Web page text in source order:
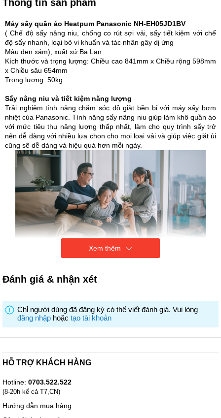
Thông tin sản phẩm
Máy sấy quần áo Heatpum Panasonic NH-EH05JD1BV
( Chế độ sấy nâng niu, chống co rút sợi vải, sấy tiết kiệm với chế
độ sấy nhanh, loại bỏ vi khuẩn và tác nhân gây dị ứng
Màu đen xám), xuất xứ:Ba Lan
Kích thước và trọng lượng: Chiều cao 841mm x Chiều rộng 598mm
x Chiều sâu 654mm
Trọng lượng: 50kg
Sấy nâng niu và tiết kiệm năng lượng
Trải nghiệm tính năng chăm sóc đồ giặt bền bỉ với máy sấy bơm
nhiệt của Panasonic. Tính năng sấy nâng niu giúp làm khô quần áo
với mức tiêu thụ năng lượng thấp nhất, làm cho quy trình sấy trở
nên dễ dàng với nhiều lựa chọn cho mọi loại vải và giúp việc giặt ủi
cũng sẽ dễ dàng và hiệu quả hơn mỗi ngày.
Sấy tối ưu, chăm sóc bền vững
máy sấy, tuần hoàn luồng khí liên tục giúp sấy khô áo quần hiệu
sấy diễn ra nhẹ nhàng hơn.
Sấy thông minh và tiết kiệm hơn
Xem thêm
Đánh giá & nhận xét
Chỉ người dùng đã đăng ký có thể viết đánh giá. Vui lòng
đăng nhập hoặc tạo tài khoản
HỖ TRỢ KHÁCH HÀNG
Hotline: 0703.522.522
(8-20h kể cả T7,CN)
Hướng dẫn mua hàng